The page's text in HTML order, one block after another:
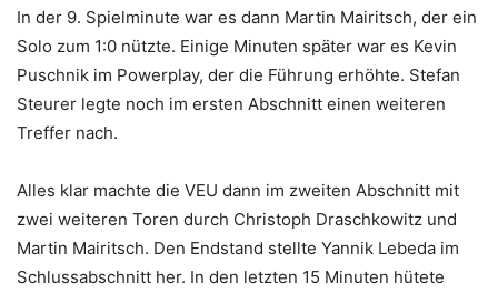
In der 9. Spielminute war es dann Martin Mairitsch, der ein
Solo zum 1:0 nützte. Einige Minuten später war es Kevin
Puschnik im Powerplay, der die Führung erhöhte. Stefan
Steurer legte noch im ersten Abschnitt einen weiteren
Treffer nach.
Alles klar machte die VEU dann im zweiten Abschnitt mit
zwei weiteren Toren durch Christoph Draschkowitz und
Martin Mairitsch. Den Endstand stellte Yannik Lebeda im
Schlussabschnitt her. In den letzten 15 Minuten hütete